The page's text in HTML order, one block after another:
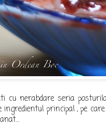
cu nerabdare seria
principal , pe